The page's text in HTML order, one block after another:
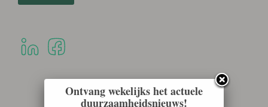
Ontvang wekelijks het actuele
duurzaamheidsnieuws!